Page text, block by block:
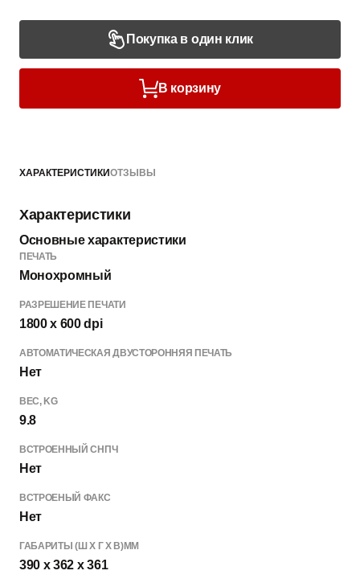
Покупка в один клик
В корзину
ХАРАКТЕРИСТИКИОТЗЫВЫ
Характеристики
Основные характеристики
ПЕЧАТЬ
Монохромный
РАЗРЕШЕНИЕ ПЕЧАТИ
1800 x 600 dpi
АВТОМАТИЧЕСКАЯ ДВУСТОРОННЯЯ ПЕЧАТЬ
Нет
ВЕC, KG
9.8
ВСТРОЕННЫЙ СНПЧ
Нет
ВСТРОЕНЫЙ ФАКС
Нет
ГАБАРИТЫ (Ш X Г X В)MM
390 x 362 x 361